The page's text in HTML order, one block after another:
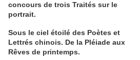
concours de trois Traités sur le
portrait.
Sous le ciel étoilé des Poètes et
Lettrés chinois. De la Pléiade aux
Rêves de printemps.